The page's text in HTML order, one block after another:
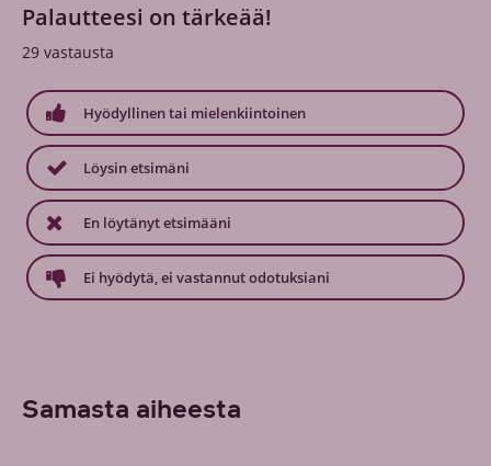
Palautteesi on tärkeää!
29 vastausta
Hyödyllinen tai mielenkiintoinen
Löysin etsimäni
En löytänyt etsimääni
Ei hyödytä, ei vastannut odotuksiani
Samasta aiheesta